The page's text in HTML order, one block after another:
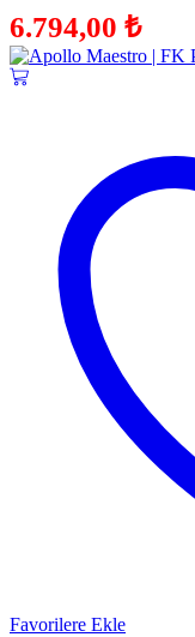
6.794,00 ₺
Favorilere Ekle